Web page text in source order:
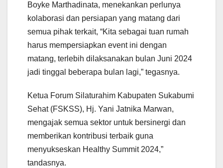
Boyke Marthadinata, menekankan perlunya
kolaborasi dan persiapan yang matang dari
semua pihak terkait, “Kita sebagai tuan rumah
harus mempersiapkan event ini dengan
matang, terlebih dilaksanakan bulan Juni 2024
jadi tinggal beberapa bulan lagi,” tegasnya.
Ketua Forum Silaturahim Kabupaten Sukabumi
Sehat (FSKSS), Hj. Yani Jatnika Marwan,
mengajak semua sektor untuk bersinergi dan
memberikan kontribusi terbaik guna
menyukseskan Healthy Summit 2024,”
tandasnya.